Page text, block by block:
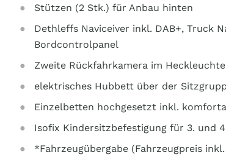
Stützen (2 Stk.) für Anbau hinten
Dethleffs Naviceiver inkl. DAB+, Truck
Bordcontrolpanel
Zweite Rückfahrkamera im
elektrisches Hubbett über der
Einzelbetten hochgesetzt inkl.
Isofix Kindersitzbefestigung für 3. und
*Fahrzeugübergabe (Fahrzeugpreis